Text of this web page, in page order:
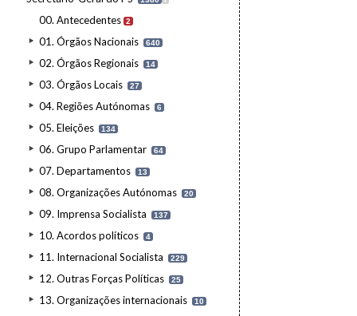
00. Antecedentes 2
01. Órgãos Nacionais 640
02. Órgãos Regionais 14
03. Órgãos Locais 27
04. Regiões Autónomas 6
05. Eleições 134
06. Grupo Parlamentar 64
07. Departamentos 13
08. Organizações Autónomas 20
09. Imprensa Socialista 137
10. Acordos políticos 4
11. Internacional Socialista 229
12. Outras Forças Políticas 25
13. Organizações internacionais 10